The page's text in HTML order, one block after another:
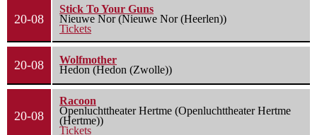
20-08
Stick To Your Guns
Nieuwe Nor (Nieuwe Nor (Heerlen))
Tickets
20-08
Wolfmother
Hedon (Hedon (Zwolle))
20-08
Racoon
Openluchttheater Hertme (Openluchttheater Hertme
(Hertme))
Tickets